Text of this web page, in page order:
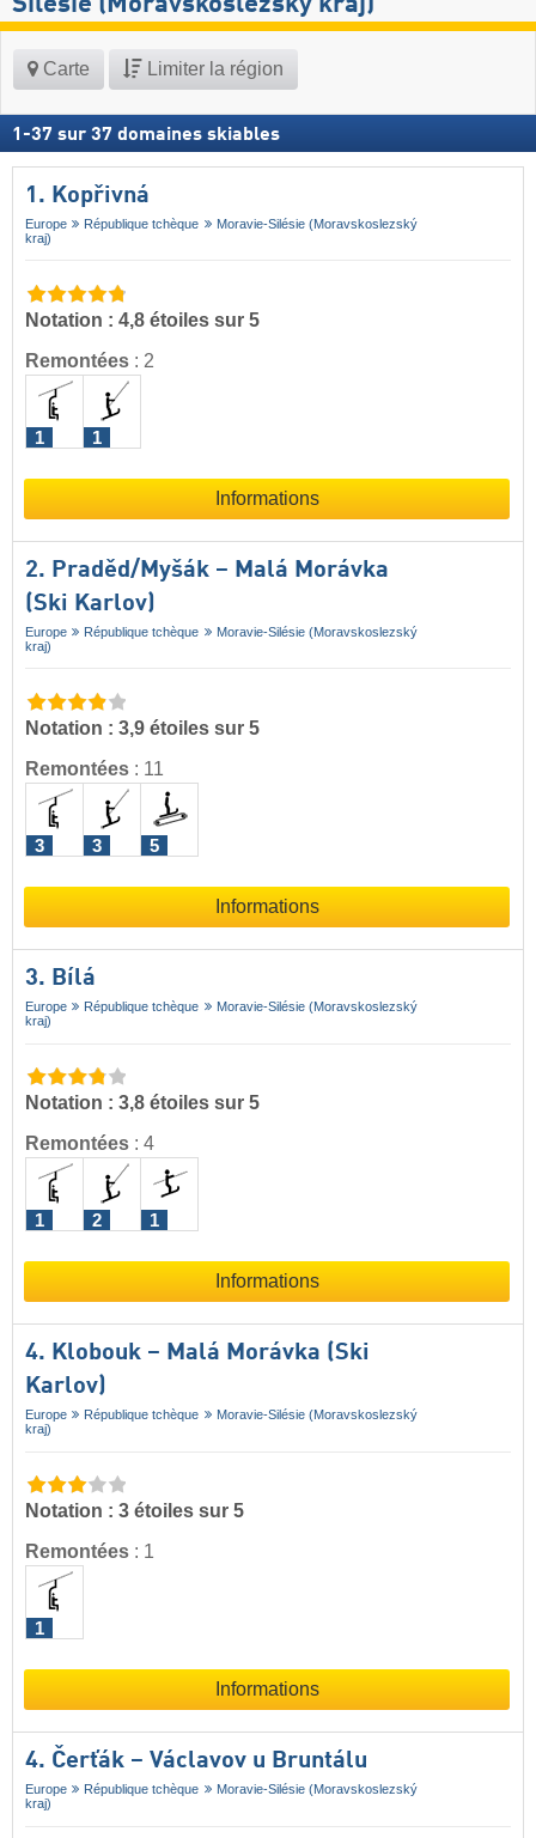
Carte Limiter la région
1 -37 sur 37 domaines skiables
1. Kopřivná
Europe République tchèque
Moravie-Silésie (Moravskoslezský
kraj)
Notation : 4,8 étoiles sur 5
Remontées : 2
1 1
Informations
2. Praděd/​Myšák – Malá Morávka
(Ski Karlov)
Europe République tchèque
Moravie-Silésie (Moravskoslezský
kraj)
Notation : 3,9 étoiles sur 5
Remontées : 11
3 3 5
Informations
3. Bílá
Europe République tchèque
Moravie-Silésie (Moravskoslezský
kraj)
Notation : 3,8 étoiles sur 5
Remontées : 4
1 2 1
Informations
4. Klobouk – Malá Morávka (Ski
Karlov)
Europe République tchèque
Moravie-Silésie (Moravskoslezský
kraj)
Notation : 3 étoiles sur 5
Remontées : 1
1
Informations
4. Čerťák – Václavov u Bruntálu
Europe République tchèque
Moravie-Silésie (Moravskoslezský
kraj)